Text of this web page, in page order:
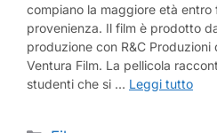
compiano la maggiore età
provenienza. Il film è prodotto
produzione con R&C Produzioni
Ventura Film. La pellicola
studenti che si … Leggi tutto